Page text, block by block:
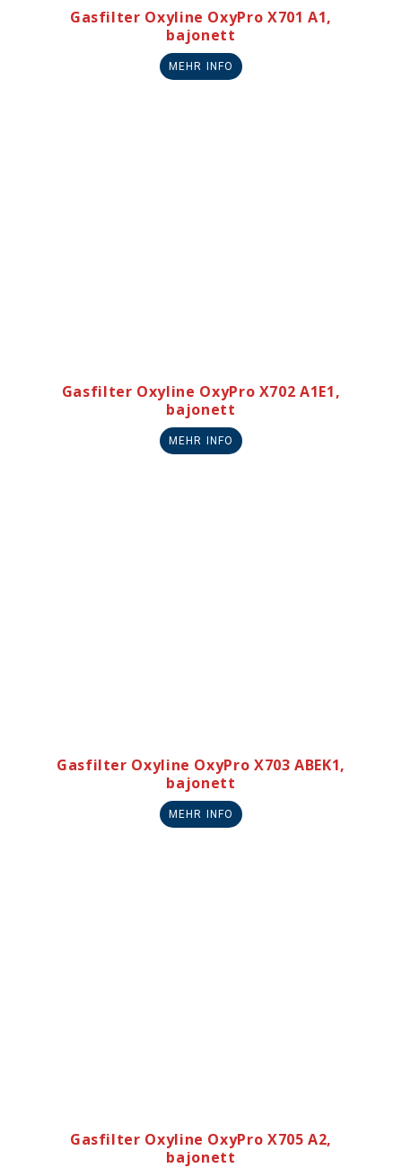
Gasfilter Oxyline OxyPro X701 A1,
bajonett
MEHR INFO
Gasfilter Oxyline OxyPro X702 A1E1,
bajonett
MEHR INFO
Gasfilter Oxyline OxyPro X703 ABEK1,
bajonett
MEHR INFO
Gasfilter Oxyline OxyPro X705 A2,
bajonett